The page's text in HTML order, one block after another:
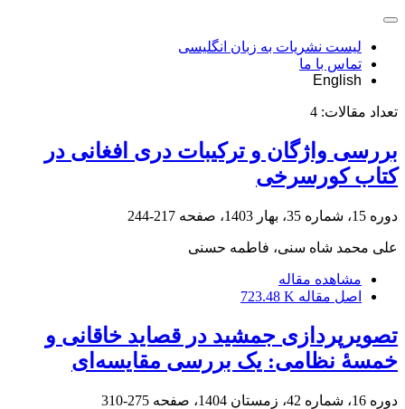
لیست نشریات به زبان انگلیسی
تماس با ما
English
تعداد مقالات: 4
بررسی واژگان و ترکیبات دری افغانی در
کتاب کورسرخی
دوره 15، شماره 35، بهار 1403، صفحه 217-244
علی محمد شاه سنی، فاطمه حسنی
مشاهده مقاله
اصل مقاله 723.48 K
تصویرپردازی جمشید در قصاید خاقانی و
خمسۀ نظامی: یک بررسی مقایسه‌ای
دوره 16، شماره 42، زمستان 1404، صفحه 275-310